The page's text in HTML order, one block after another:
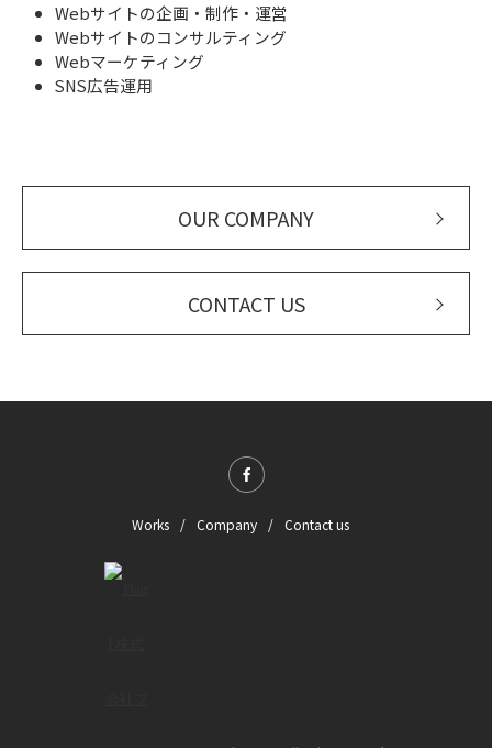
Webサイトの企画・制作・運営
Webサイトのコンサルティング
Webマーケティング
SNS広告運用
OUR COMPANY
CONTACT US
Works Company Contact us